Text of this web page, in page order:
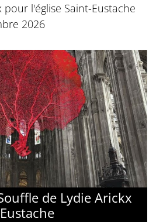
pour l'église Saint-Eustache
2026
de Lydie Arickx